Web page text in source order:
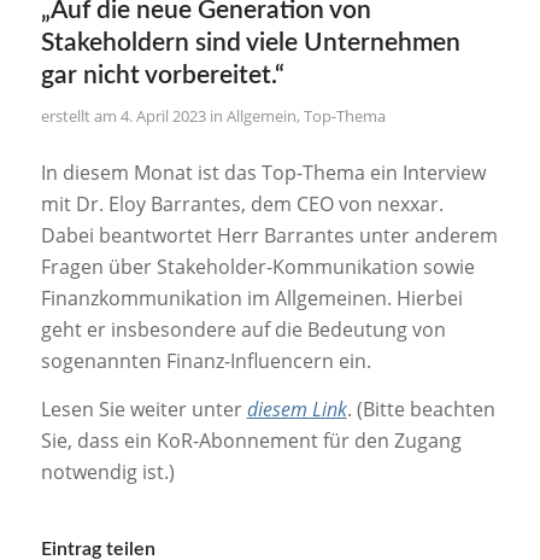
„Auf die neue Generation von
Stakeholdern sind viele Unternehmen
gar nicht vorbereitet.“
4. April 2023 in Allgemein, Top-Thema
In diesem Monat ist das Top-Thema ein Interview
mit Dr. Eloy Barrantes, dem CEO von nexxar.
Dabei beantwortet Herr Barrantes unter anderem
Fragen über Stakeholder-Kommunikation sowie
Finanzkommunikation im Allgemeinen. Hierbei
geht er insbesondere auf die Bedeutung von
sogenannten Finanz-Influencern ein.
Lesen Sie weiter unterdiesem Link. (Bitte beachten
Sie, dass ein KoR-Abonnement für den Zugang
notwendig ist.)
Eintrag teilen